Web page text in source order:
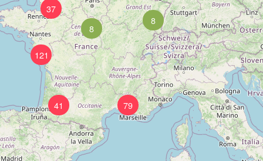
8
37
8
79
121
41